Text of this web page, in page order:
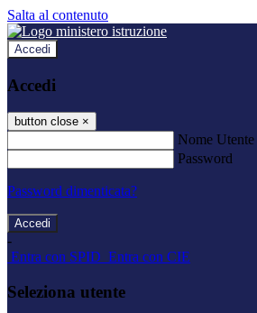
Salta al contenuto
Accedi
Accedi
button close ×
Nome Utente
Password
Password dimenticata?
-
Entra con SPID Entra con CIE
Seleziona utente